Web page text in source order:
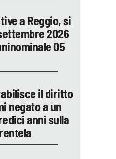
a Reggio, si
2026
05
il diritto
negato a un
anni sulla